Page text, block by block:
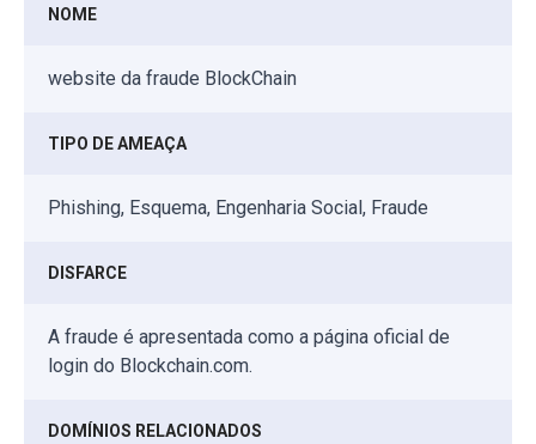
NOME
website da fraude BlockChain
TIPO DE AMEAÇA
Phishing, Esquema, Engenharia Social, Fraude
DISFARCE
A fraude é apresentada como a página oficial de
login do Blockchain.com.
DOMÍNIOS RELACIONADOS